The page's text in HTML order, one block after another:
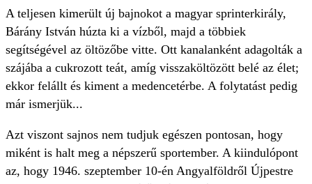
A teljesen kimerült új bajnokot a magyar sprinterkirály,
Bárány István húzta ki a vízből, majd a többiek
segítségével az öltözőbe vitte. Ott kanalanként adagolták a
szájába a cukrozott teát, amíg visszaköltözött belé az élet;
ekkor felállt és kiment a medencetérbe. A folytatást pedig
már ismerjük...
Azt viszont sajnos nem tudjuk egészen pontosan, hogy
miként is halt meg a népszerű sportember. A kiindulópont
az, hogy 1946. szeptember 10-én Angyalföldről Újpestre